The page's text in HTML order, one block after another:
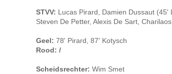
STVV: Lucas Pirard, Damien Dussaut (45'
Steven De Petter, Alexis De Sart,
Geel: 78' Pirard, 87' Kotysch
Rood: /
Scheidsrechter: Wim Smet